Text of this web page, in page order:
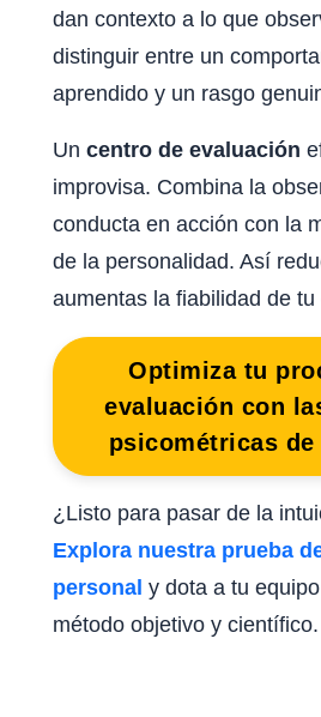
dan contexto a lo que
distinguir entre un
aprendido y un rasgo
Un centro de evaluación
improvisa. Combina la
conducta en acción con la
de la personalidad. Así
aumentas la fiabilidad de tu
Optimiza tu
evaluación con
psicométricas de
¿Listo para pasar de la
Explora nuestra prueba
personal y dota a tu
método objetivo y científico.